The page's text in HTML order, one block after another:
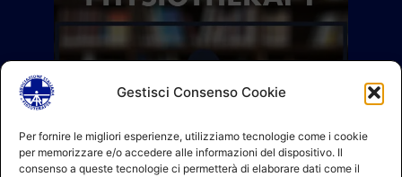
Gestisci Consenso Cookie
Per fornire le migliori esperienze, utilizziamo tecnologie come i cookie
per memorizzare e/o accedere alle informazioni del dispositivo. Il
consenso a queste tecnologie ci permetterà di elaborare dati come il